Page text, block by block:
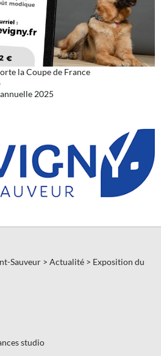
la Coupe de France
2025
Sauveur > Actualité > Exposition du
studio